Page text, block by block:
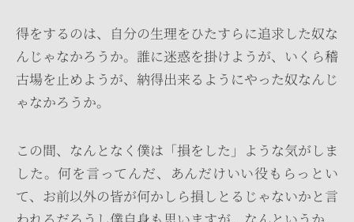
得をするのは、自分の生理をひたすらに追求した奴な
んじゃなかろうか。誰に迷惑を掛けようが、いくら稽
古場を止めようが、納得出来るようにやった奴なんじ
ゃなかろうか。
この間、なんとなく僕は「損をした」ような気がしま
した。何を言ってんだ、あんだけいい役もらっとい
て、お前以外の皆が何かしら損しとるじゃないかと言